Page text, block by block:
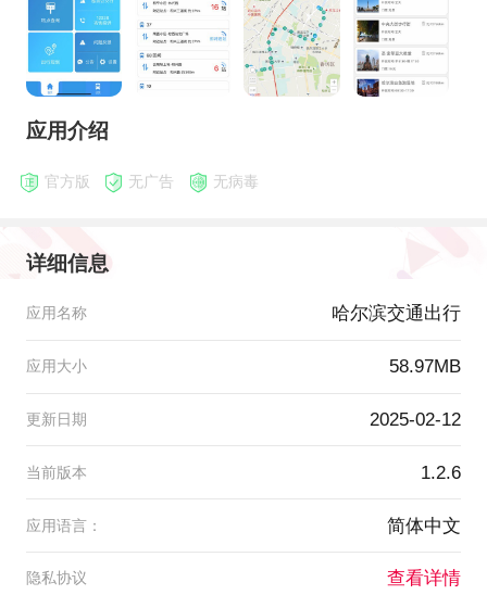
应用介绍
官方版 无广告 无病毒
详细信息
应用名称 哈尔滨交通出行
应用大小 58.97MB
更新日期 2025-02-12
当前版本 1.2.6
应用语言： 简体中文
隐私协议 查看详情